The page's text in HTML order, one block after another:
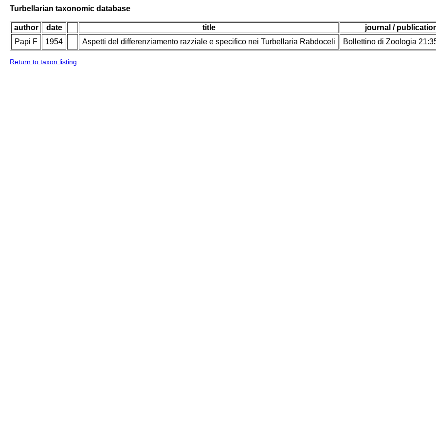
Turbellarian taxonomic database
author date title
journal /
Papi F
1954 Aspetti del differenziamento razziale e specifico nei Turbellaria Rabdoceli Bollettino di Zoologia
Return to taxon listing